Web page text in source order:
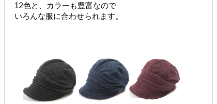
12色と、カラーも豊富なので
いろんな服に合わせられます。